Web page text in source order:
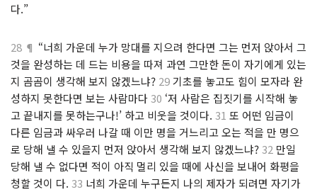
다.”
28 ¶ “너희 가운데 누가 망대를 지으려 한다면 그는 먼저 앉아서 그
것을 완성하는 데 드는 비용을 따져 과연 그만한 돈이 자기에게 있는
지 곰곰이 생각해 보지 않겠느냐? 29기초를 놓고도 힘이 모자라 완
성하지 못한다면 보는 사람마다30 ‘저 사람은 집짓기를 시작해 놓
고 끝내지를 못하는구나!’ 하고 비웃을 것이다. 31 또 어떤 임금이
다른 임금과 싸우러 나갈 때 이만 명을 거느리고 오는 적을 만 명으
로 당해 낼 수 있을지 먼저 앉아서 생각해 보지 않겠느냐?32 만일
당해 낼 수 없다면 적이 아직 멀리 있을 때에 사신을 보내어 화평을
청할 것이 다. 33 너희 가운데 누구든지 나의 제자가 되려면 자기가